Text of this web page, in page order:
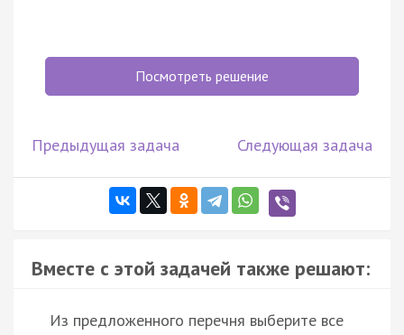
Посмотреть решение
Предыдущая задача Следующая задача
Вместе с этой задачей также решают:
Из предложенного перечня выберите все